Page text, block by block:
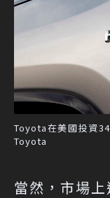
Toyota在美國投資
Toyota
當然，市場